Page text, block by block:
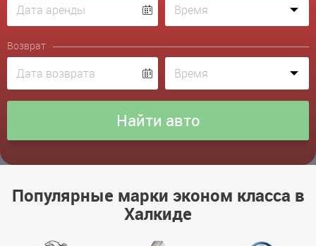
Возврат
Популярные марки эконом класса в
Халкиде